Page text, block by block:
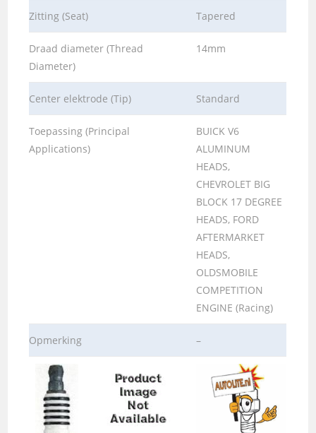
Zitting (Seat) Tapered
Draad diameter (Thread
Diameter)
14mm
Center elektrode (Tip) Standard
Toepassing (Principal
Applications)
BUICK V6
ALUMINUM
HEADS,
CHEVROLET BIG
BLOCK 17 DEGREE
HEADS, FORD
AFTERMARKET
HEADS,
OLDSMOBILE
COMPETITION
ENGINE (Racing)
Opmerking –